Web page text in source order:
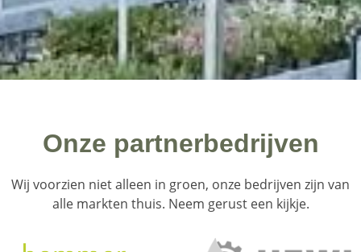
Onze partnerbedrijven
Wij voorzien niet alleen in groen, onze bedrijven zijn van
alle markten thuis. Neem gerust een kijkje.